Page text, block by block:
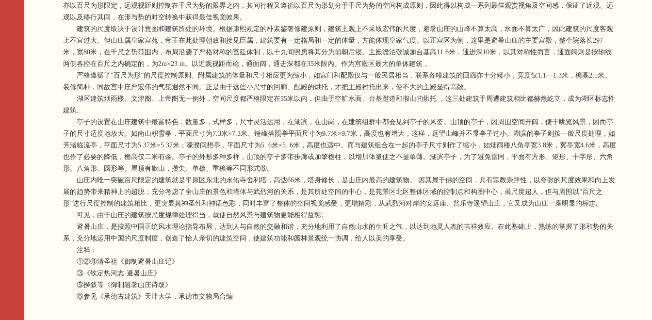
亦以百尺为形限定，远观视距则控制在千尺为势的限界之内，其间行程又遵循以百尺为形划分于千尺为势的空间构成原则，因此得以构成一系列最佳观赏视角及空间感，保证了近观、远
观以及移行其间，在形与势的时空转换中获得最佳视觉效果。
建筑的尺度取决于设计意图和建筑所处的环境。根据康熙规定的朴素鉴奢修建原则，建筑主观上不采取宏伟的尺度，避暑山庄的山峰不算太高，水面不算太广，因此建筑的尺度客观
上不宜过大。但山庄属皇家宫苑，帝王在此处理朝政和接见臣属，建筑要有一定格局和一定的体量，方能体现皇家气度。以正宫区为例，这里是避暑山庄的主要宫殿，整个院落长297
米，宽80米，在千尺之势范围内，布局沿袭了严格对称的宫廷体制，以十九间照房将其分为前朝后寝。主殿澹泊敬诚加台基高11.6米，通进深10米，以其对称性而言，通面阔则是按轴线
两侧各控在百尺之内确定的，为2m×23 m。以近观视距而论，通面阔，通进深都在35米限内。作为宫殿区最大的单体建筑，
严格遵循了“百尺为形”的尺度控制原则。附属建筑的体量和尺寸相应更为缩小，如宫门和配殿仅与一般民居相当，联系各幢建筑的回廊亦十分矮小，宽度仅1.1—1.3米，檐高2.5米。
装修简朴，同故宫中庄严宏伟的气氛迥然不同。正是由于这些小尺寸的回廊、配殿的烘托，才把主殿衬托出来，使不大的主殿显得高敞。
湖区建筑烟雨楼、文津阁、上帝阁无一例外，空间尺度都严格限定在35米以内，但由于空旷水面、台基蹬道和假山的烘托 ，这三处建筑于周遭建筑相比都赫然屹立，成为湖区标志性
建筑。
亭子的设置在山庄建筑中最富特色，数量多，式样多，尺寸灵活运用，在湖滨，在山岗，在建筑组群中都会见到亭子的风姿。山顶的亭子，因周围空间开阔，便于眺览风景，因而亭
子的尺寸适度地放大。如南山积雪亭，平面尺寸为7.3米×7.3米、锤峰落照亭平面尺寸为9.7米×9.7米，高度也有增大，这样，远望山峰并不显亭子过小。湖滨的亭子则按一般尺度处理，如
芳渚临流亭，平面尺寸为5.37米×5.37米；濠濮间想亭，平面尺寸为5. 6米×5. 6米，高度也适中。而与建筑组合在一起的亭子尺寸则作了缩小，如烟雨楼八角亭宽3.8米，翼亭宽4.6米，高度
也作了必要的降低，檐高仅二米有余。亭子的外形多种多样，山顶的亭子多带步廊或加擎檐柱，以增加体量使之不显单薄。湖滨亭子，为了避免雷同，平面有方形、矩形、十字形、六角
形、八角形、圆形等。屋顶有歇山，攒尖、单檐、重檐等不同形式⑥。
山庄内唯一突破百尺限定的建筑就是平原区东北的永佑寺舍利塔，高达66米，塔身修长，是山庄内最高的建筑物。 因其属于佛的空间，具有宗教崇拜性，以夸张的尺度效果和向上发
展的趋势带来精神上的超脱；充分考虑了全山庄的景色和塔体与武烈河的关系，是其所处空间的中心，是苑景区北区整体区域的控制点和构图中心，虽尺度超人，但与周围以“百尺之
形”进行尺度控制的建筑相比，更突显其神圣性和神话色彩，同时丰富了整体的空间视觉感受，更增精彩，从武烈河对岸的安远庙、普乐寺遥望山庄，它又成为山庄一座明显的标志。
可见，由于山庄的建筑按尺度规律处理得当，就使自然风景与建筑物更能相得益彰。
避暑山庄，是按照中国正统风水理论指导布局，达到人与自然的交融和谐，充分地利用了自然山水的生旺之气，以达到地灵人杰的吉祥效应。在此基础上，熟练的掌握了形和势的关
系，充分地运用中国的尺度制度，创造了怡人亲切的建筑空间，使建筑功能和园林景观统一协调，给人以美的享受。
注释：
①②④清圣祖《御制避暑山庄记》
③《钦定热河志·避暑山庄》
⑤揆叙等《御制避暑山庄诗跋》
⑥参见《承德古建筑》天津大学，承德市文物局合编